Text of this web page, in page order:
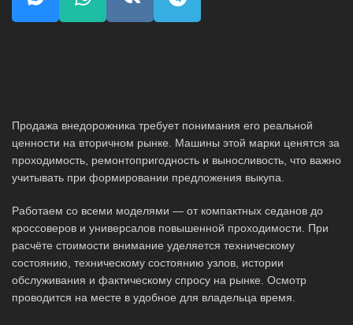
Продажа внедорожника требует понимания его реальной
ценности на вторичном рынке. Машины этой марки ценятся за
проходимость, ремонтопригодность и выносливость, что важно
учитывать при формировании предложения выкупа.
Работаем со всеми моделями — от компактных седанов до
кроссоверов и универсалов повышенной проходимости. При
расчёте стоимости внимание уделяется техническому
состоянию, техническому состоянию узлов, истории
обслуживания и фактическому спросу на рынке. Осмотр
проводится на месте в удобное для владельца время.